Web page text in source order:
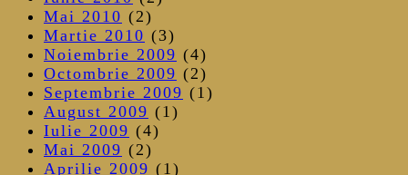
Mai 2010 (2)
Martie 2010 (3)
Noiembrie 2009 (4)
Octombrie 2009 (2)
Septembrie 2009 (1)
August 2009 (1)
Iulie 2009 (4)
Mai 2009 (2)
Aprilie 2009 (1)